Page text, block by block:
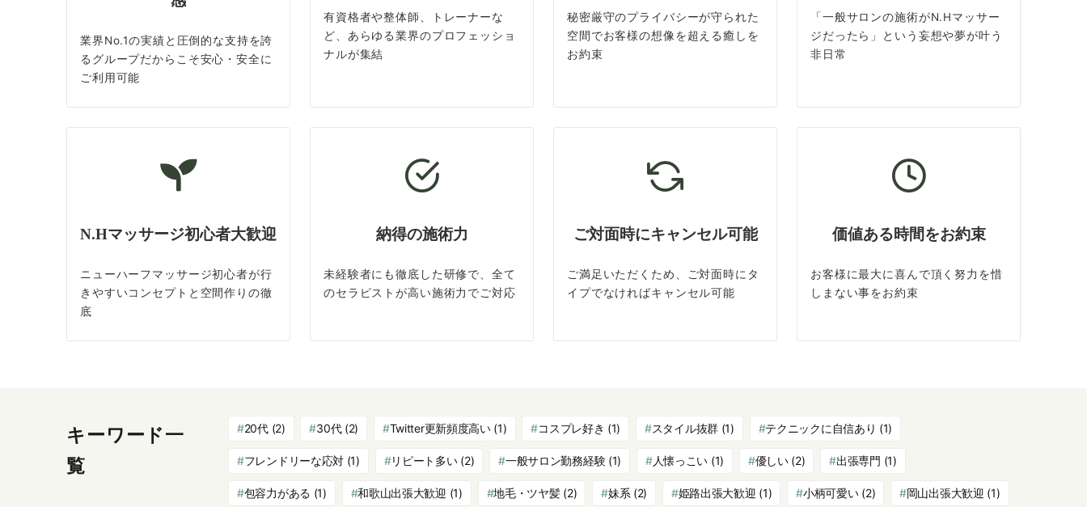
業界No.1の実績と圧倒的な支持を誇
るグループだからこそ安心・安全に
ご利用可能
有資格者や整体師、トレーナーな
ど、あらゆる業界のプロフェッショ
ナルが集結
秘密厳守のプライバシーが守られた
空間でお客様の想像を超える癒しを
お約束
「一般サロンの施術がN.Hマッサー
ジだったら」という妄想や夢が叶う
非日常
N.Hマッサージ初心者大歓迎
ニューハーフマッサージ初心者が行
きやすいコンセプトと空間作りの徹
底
納得の施術力
未経験者にも徹底した研修で、全て
のセラピストが高い施術力でご対応
ご対面時にキャンセル可能
ご満足いただくため、ご対面時にタ
イプでなければキャンセル可能
価値ある時間をお約束
お客様に最大に喜んで頂く努力を惜
しまない事をお約束
キーワード一
覧
20代(2) 30代(2) Twitter更新頻度高い(1) コスプレ好き (1) スタイル抜群(1) テクニックに自信あり (1)
フレンドリーな応対 (1) リピート多い(2) 一般サロン勤務経験(1) 人懐っこい (1) 優しい(2) 出張専門 (1)
包容力がある (1) 和歌山出張大歓迎 (1) 地毛・ツヤ髪(2) 妹系 (2) 姫路出張大歓迎 (1) 小柄可愛い(2) 岡山出張大歓迎 (1)